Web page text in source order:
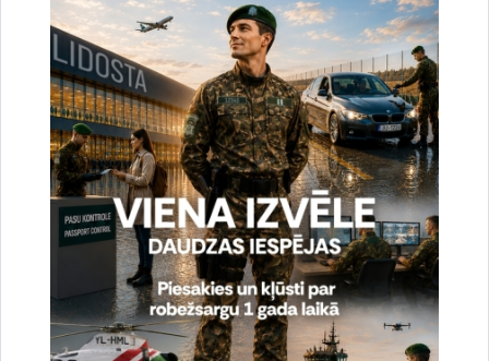
Reģistrē unikālu ID, kas tiek izmantots
statistisko datu iegūšanai par to, kā
apmeklētājs izmanto vietni.
2 gadi
_gat
Statistikas sīkdatnes (nepieciešamas, lai
uzlabotu vietnes darbību un
pakalpojumus)
Izmanto Google Analytics, lai samazinātu